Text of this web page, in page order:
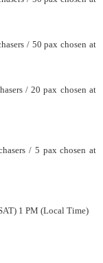
/ 50 pax chosen at
/ 20 pax chosen at
/ 5 pax chosen at
1 PM (Local Time)